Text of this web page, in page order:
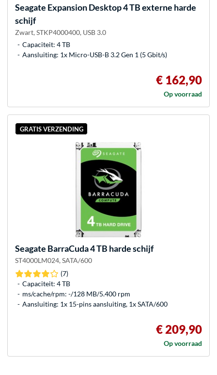
Seagate Expansion Desktop 4 TB externe harde
schijf
Zwart, STKP4000400, USB 3.0
Capaciteit: 4 TB
Aansluiting: 1x Micro-USB-B 3.2 Gen 1 (5 Gbit/s)
€ 162,90
Op voorraad
GRATIS VERZENDING
Seagate BarraCuda 4 TB harde schijf
ST4000LM024, SATA/600
(7)
Capaciteit: 4 TB
ms/cache/rpm: -/128 MB/5.400 rpm
Aansluiting: 1x 15-pins aansluiting, 1x SATA/600
€ 209,90
Op voorraad